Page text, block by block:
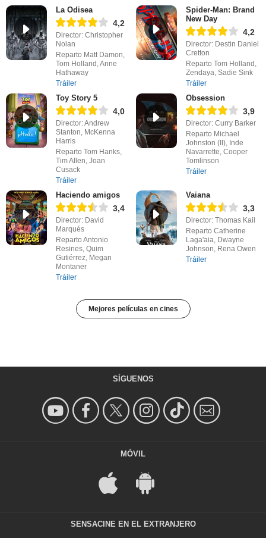
La Odisea
4,2
Director: Christopher
Nolan
Reparto Matt Damon,
Tom Holland, Anne
Hathaway
Tráiler
Spider-Man: Brand
New Day
4,2
Director: Destin Daniel
Cretton
Reparto Tom Holland,
Zendaya, Sadie Sink
Tráiler
Toy Story 5
4,0
Director: Andrew
Stanton, McKenna
Harris
Reparto Tom Hanks,
Tim Allen, Joan
Cusack
Tráiler
Obsession
3,9
Director: Curry Barker
Reparto Michael
Johnston (II), Inde
Navarrette, Cooper
Tomlinson
Tráiler
Haciendo amigos
3,4
Director: David
Marqués
Reparto Antonio
Resines, Quim
Gutiérrez, Megan
Montaner
Tráiler
Vaiana
3,3
Director: Thomas Kail
Reparto Catherine
Laga'aia, Dwayne
Johnson, Rena Owen
Tráiler
Mejores películas en cines
SÍGUENOS
MÓVIL
SENSACINE EN EL EXTRANJERO